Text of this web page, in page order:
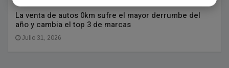
La venta de autos 0km sufre el mayor derrumbe del
año y cambia el top 3 de marcas
Julio 31, 2026